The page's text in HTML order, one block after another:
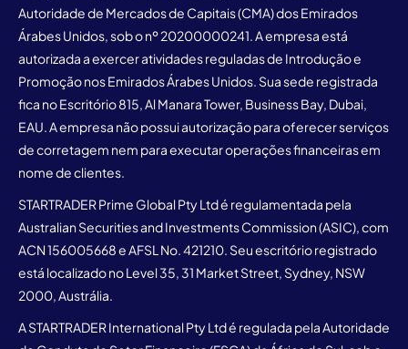
Autoridade de Mercados de Capitais (CMA) dos Emirados
Árabes Unidos, sob o nº 20200000241. A empresa está
autorizada a exercer atividades reguladas de Introdução e
Promoção nos Emirados Árabes Unidos. Sua sede registrada
fica no Escritório 815, Al Manara Tower, Business Bay, Dubai,
EAU. A empresa não possui autorização para oferecer serviços
de corretagem nem para executar operações financeiras em
nome de clientes.
STARTRADER Prime Global Pty Ltd é regulamentada pela
Australian Securities and Investments Commission (ASIC), com
ACN 156005668 e AFSL No. 421210. Seu escritório registrado
está localizado no Level 35, 31 Market Street, Sydney, NSW
2000, Austrália.
A STARTRADER International Pty Ltd é regulada pela Autoridade